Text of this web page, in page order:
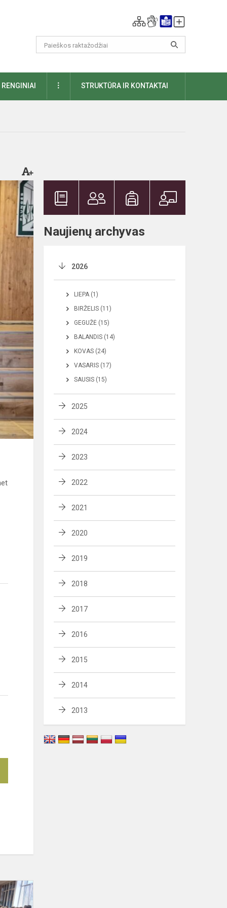
RENGINIAI DAUGIAUSTRUKTŪRA IR KONTAKTAI
Susitikimas
su
Naujienų archyvas
2026
LIEPA (1)
BIRŽELIS (11)
GEGUŽĖ (15)
BALANDIS (14)
KOVAS (24)
VASARIS (17)
SAUSIS (15)
2025
2024
2023
2022
2021
2020
2019
2018
2017
2016
2015
2014
2013